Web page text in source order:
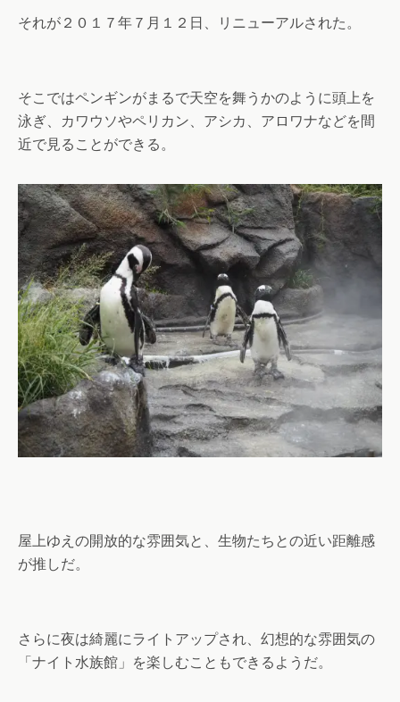
それが２０１７年７月１２日、リニューアルされた。
そこではペンギンがまるで天空を舞うかのように頭上を
泳ぎ、カワウソやペリカン、アシカ、アロワナなどを間
近で見ることができる。
屋上ゆえの開放的な雰囲気と、生物たちとの近い距離感
が推しだ。
さらに夜は綺麗にライトアップされ、幻想的な雰囲気の
「ナイト水族館」を楽しむこともできるようだ。